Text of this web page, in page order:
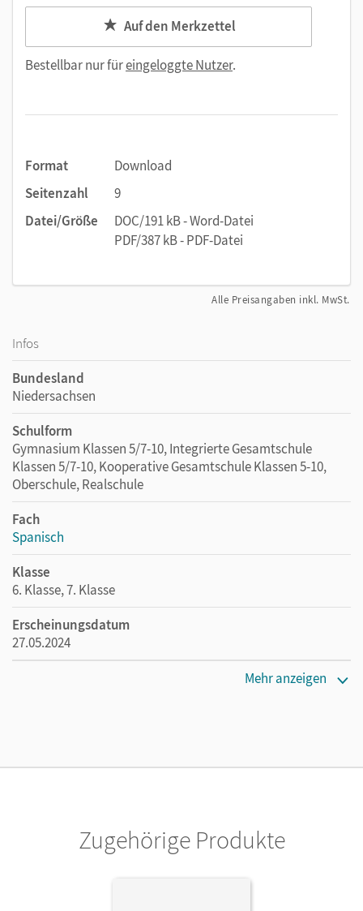
Auf den Merkzettel
Bestellbar nur füreingeloggte Nutzer.
Format
Download
Seitenzahl
9
Datei/Größe
DOC/191 kB - Word-Datei
PDF/387 kB - PDF-Datei
Alle Preisangaben inkl. MwSt.
Infos
Bundesland
Niedersachsen
Schulform
Gymnasium Klassen 5/7-10, Integrierte Gesamtschule
Klassen 5/7-10, Kooperative Gesamtschule Klassen 5-10,
Oberschule, Realschule
Fach
Spanisch
Klasse
6. Klasse, 7. Klasse
Erscheinungsdatum
27.05.2024
Mehr anzeigen
Zugehörige Produkte